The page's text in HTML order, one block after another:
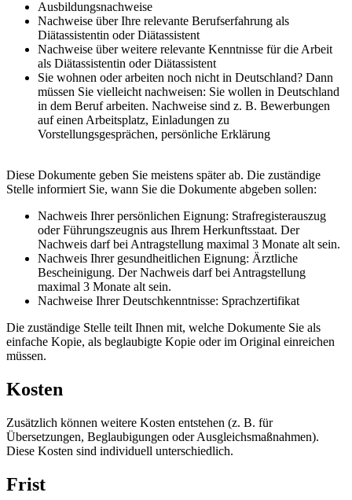
Ausbildungsnachweise
Nachweise über Ihre relevante Berufserfahrung als
Diätassistentin oder Diätassistent
Nachweise über weitere relevante Kenntnisse für die Arbeit
als Diätassistentin oder Diätassistent
Sie wohnen oder arbeiten noch nicht in Deutschland? Dann
müssen Sie vielleicht nachweisen: Sie wollen in Deutschland
in dem Beruf arbeiten. Nachweise sind z. B. Bewerbungen
auf einen Arbeitsplatz, Einladungen zu
Vorstellungsgesprächen, persönliche Erklärung
Diese Dokumente geben Sie meistens später ab. Die zuständige
Stelle informiert Sie, wann Sie die Dokumente abgeben sollen:
Nachweis Ihrer persönlichen Eignung: Strafregisterauszug
oder Führungszeugnis aus Ihrem Herkunftsstaat. Der
Nachweis darf bei Antragstellung maximal 3 Monate alt sein.
Nachweis Ihrer gesundheitlichen Eignung: Ärztliche
Bescheinigung. Der Nachweis darf bei Antragstellung
maximal 3 Monate alt sein.
Nachweise Ihrer Deutschkenntnisse: Sprachzertifikat
Die zuständige Stelle teilt Ihnen mit, welche Dokumente Sie als
einfache Kopie, als beglaubigte Kopie oder im Original einreichen
müssen.
Kosten
Zusätzlich können weitere Kosten entstehen (z. B. für
Übersetzungen, Beglaubigungen oder Ausgleichsmaßnahmen).
Diese Kosten sind individuell unterschiedlich.
Frist